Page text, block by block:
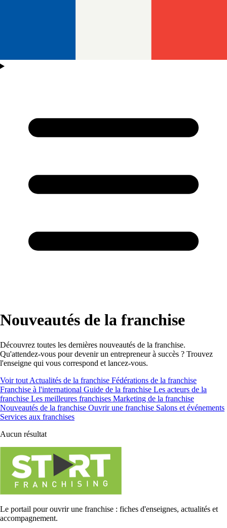
Nouveautés de la franchise
Découvrez toutes les dernières nouveautés de la franchise.
Qu'attendez-vous pour devenir un entrepreneur à succès ? Trouvez
l'enseigne qui vous correspond et lancez-vous.
Voir tout Actualités de la franchise Fédérations de la franchise
Franchise à l'international Guide de la franchise Les acteurs de la
franchise Les meilleures franchises Marketing de la franchise
Nouveautés de la franchise Ouvrir une franchise Salons et événements
Services aux franchises
Aucun résultat
Le portail pour ouvrir une franchise : fiches d'enseignes, actualités et
accompagnement.